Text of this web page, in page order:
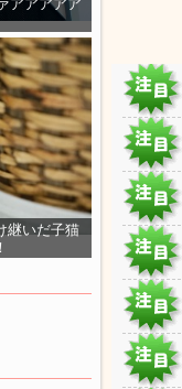
アアアアア
継いだ子猫